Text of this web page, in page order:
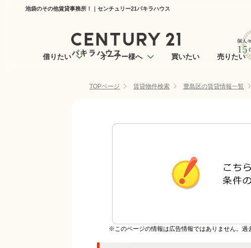
池袋のその他賃貸事務所！｜センチュリー21パキラハウス
借りたい オーナー様へ 買いたい 売りたい
TOPページ 賃貸物件検索 豊島区の賃貸情報一覧
※このページの情報は広告情報ではありません。過